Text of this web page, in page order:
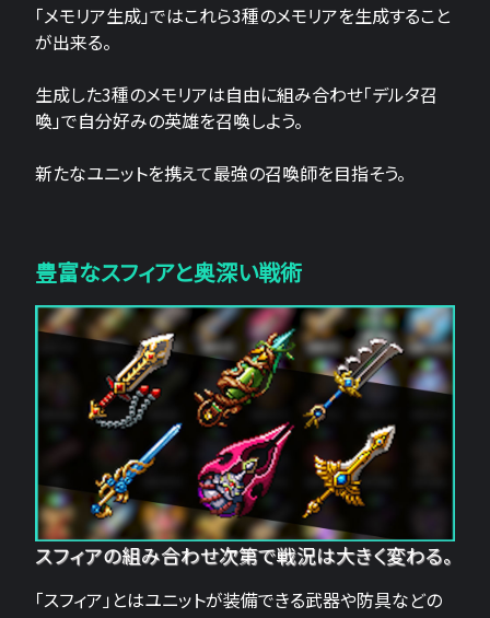
「メモリア生成」ではこれら3種のメモリアを生成すること
が出来る。
生成した3種のメモリアは自由に組み合わせ「デルタ召
喚」で自分好みの英雄を召喚しよう。
新たなユニットを携えて最強の召喚師を目指そう。
豊富なスフィアと奥深い戦術
スフィアの組み合わせ次第で戦況は大きく変わる。
「スフィア」とはユニットが装備できる武器や防具などの